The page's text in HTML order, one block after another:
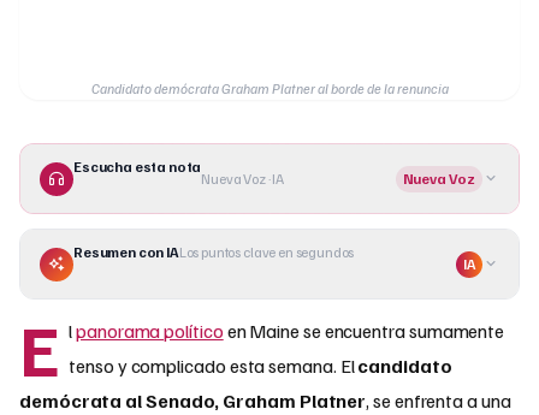
Candidato demócrata Graham Platner al borde de la renuncia
Escucha esta nota
Nueva Voz · IA Nueva Voz
Resumen con IALos puntos clave en segundos
IA
E lpanorama político en Maine se encuentra sumamente
tenso y complicado esta semana. Elcandidato
demócrata al Senado, Graham Platner, se enfrenta a una